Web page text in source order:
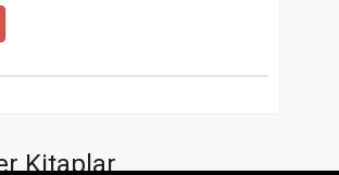
Kitaplar